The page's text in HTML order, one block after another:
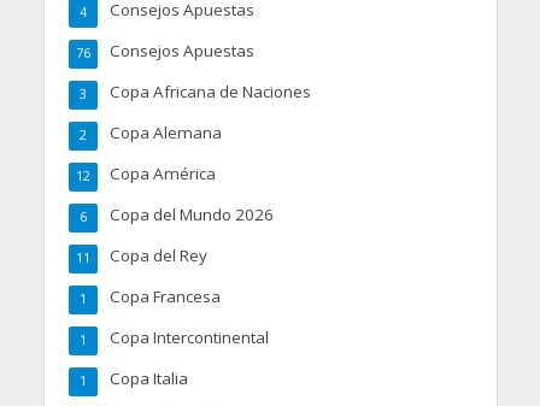
Consejos Apuestas
4
Consejos Apuestas
76
Copa Africana de Naciones
3
Copa Alemana
2
Copa América
12
Copa del Mundo 2026
6
Copa del Rey
11
Copa Francesa
1
Copa Intercontinental
1
Copa Italia
1